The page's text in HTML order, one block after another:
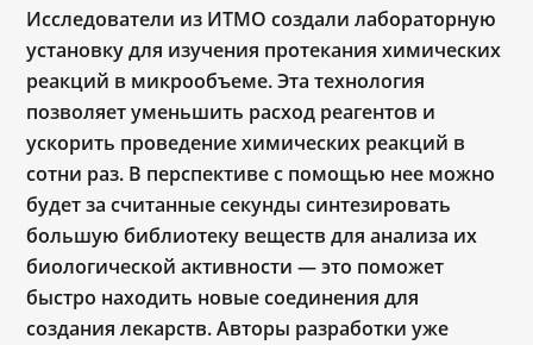
Исследователи из ИТМО создали лабораторную
установку для изучения протекания химических
реакций в микрообъеме. Эта технология
позволяет уменьшить расход реагентов и
ускорить проведение химических реакций в
сотни раз. В перспективе с помощью нее можно
будет за считанные секунды синтезировать
большую библиотеку веществ для анализа их
биологической активности — это поможет
быстро находить новые соединения для
создания лекарств. Авторы разработки уже